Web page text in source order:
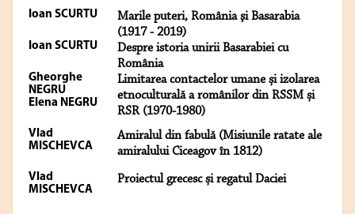
Ioan SCURTU
Marile puteri, România şi Basarabia
(1917 - 2019)
Ioan SCURTU
Despre istoria unirii Basarabiei cu
România
Gheorghe
NEGRU
Elena NEGRU
Limitarea contactelor umane și izolarea
etnoculturală a românilor din RSSM și
RSR (1970-1980)
Vlad
MISCHEVCA
Amiralul din fabulă (Misiunile ratate ale
amiralului Ciceagov în 1812)
Vlad
MISCHEVCA
Proiectul grecesc și regatul Daciei